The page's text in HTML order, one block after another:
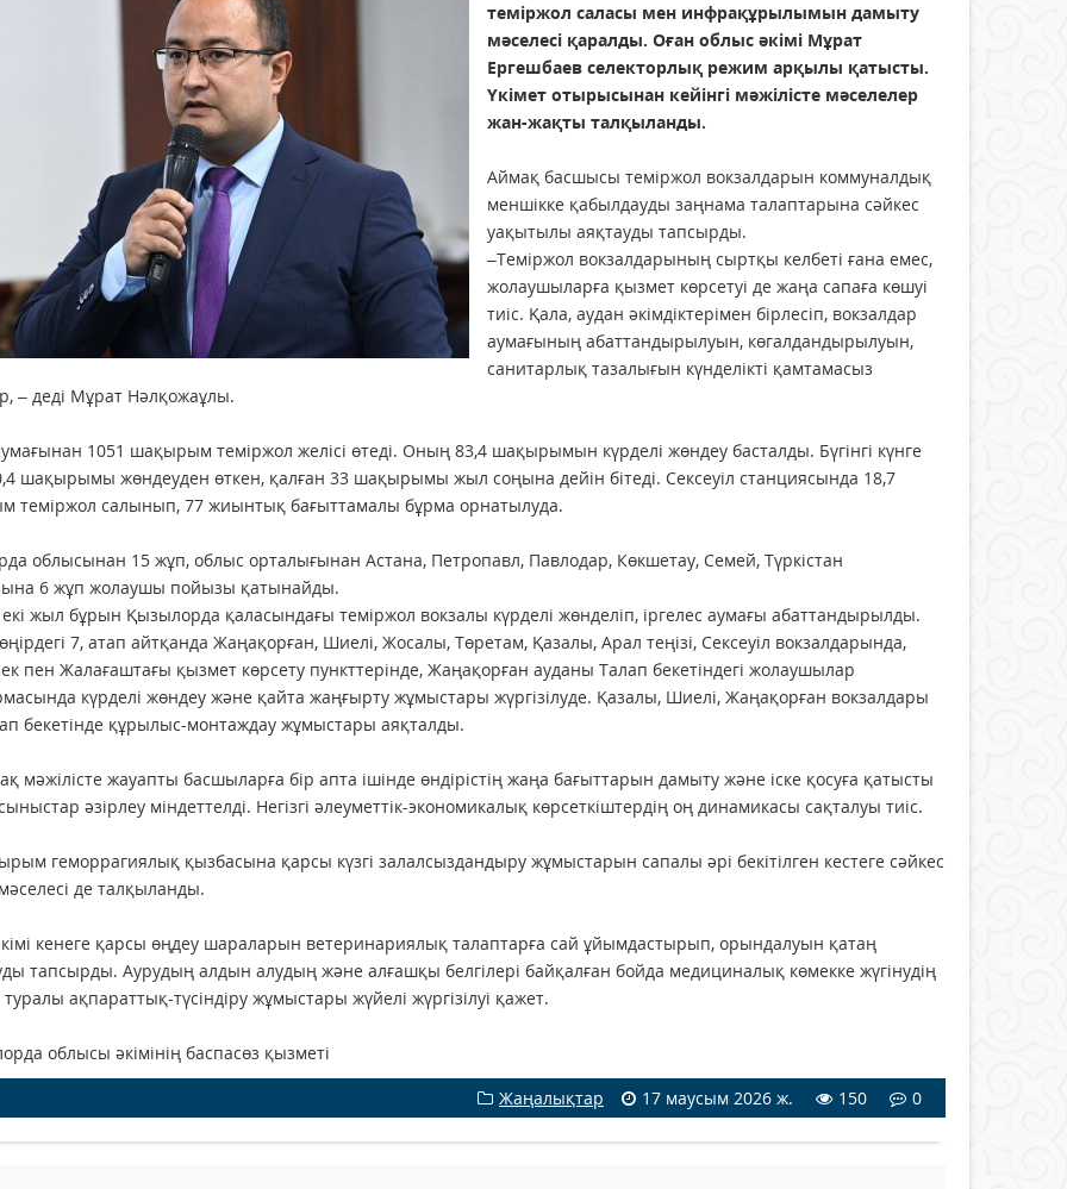
теміржол саласы мен инфрақұрылымын дамыту
мәселесі қаралды. Оған облыс әкімі Мұрат
Ергешбаев селекторлық режим арқылы қатысты.
Үкімет отырысынан кейінгі мәжілісте мәселелер
жан-жақты талқыланды.
Аймақ басшысы теміржол вокзалдарын коммуналдық
меншікке қабылдауды заңнама талаптарына сәйкес
уақытылы аяқтауды тапсырды.
–Теміржол вокзалдарының сыртқы келбеті ғана емес,
жолаушыларға қызмет көрсетуі де жаңа сапаға көшуі
тиіс. Қала, аудан әкімдіктерімен бірлесіп, вокзалдар
аумағының абаттандырылуын, көгалдандырылуын,
санитарлық тазалығын күнделікті қамтамасыз
– деді Мұрат Нәлқожаұлы.
1051 шақырым теміржол желісі өтеді. Оның 83,4 шақырымын күрделі жөндеу басталды. Бүгінгі күнге
шақырымы жөндеуден өткен, қалған 33 шақырымы жыл соңына дейін бітеді. Сексеуіл станциясында 18,7
теміржол салынып, 77 жиынтық бағыттамалы бұрма орнатылуда.
облысынан 15 жұп, облыс орталығынан Астана, Петропавл, Павлодар, Көкшетау, Семей, Түркістан
6 жұп жолаушы пойызы қатынайды.
жыл бұрын Қызылорда қаласындағы теміржол вокзалы күрделі жөнделіп, іргелес аумағы абаттандырылды.
7, атап айтқанда Жаңақорған, Шиелі, Жосалы, Төретам, Қазалы, Арал теңізі, Сексеуіл вокзалдарында,
пен Жалағаштағы қызмет көрсету пункттерінде, Жаңақорған ауданы Талап бекетіндегі жолаушылар
күрделі жөндеу және қайта жаңғырту жұмыстары жүргізілуде. Қазалы, Шиелі, Жаңақорған вокзалдары
бекетінде құрылыс-монтаждау жұмыстары аяқталды.
мәжілісте жауапты басшыларға бір апта ішінде өндірістің жаңа бағыттарын дамыту және іске қосуға қатысты
әзірлеу міндеттелді. Негізгі әлеуметтік-экономикалық көрсеткіштердің оң динамикасы сақталуы тиіс.
геморрагиялық қызбасына қарсы күзгі залалсыздандыру жұмыстарын сапалы әрі бекітілген кестеге сәйкес
де талқыланды.
кенеге қарсы өңдеу шараларын ветеринариялық талаптарға сай ұйымдастырып, орындалуын қатаң
тапсырды. Аурудың алдын алудың және алғашқы белгілері байқалған бойда медициналық көмекке жүгінудің
ақпараттық-түсіндіру жұмыстары жүйелі жүргізілуі қажет.
облысы әкімінің баспасөз қызметі
Жаңалықтар
17 маусым 2026 ж. 150 0